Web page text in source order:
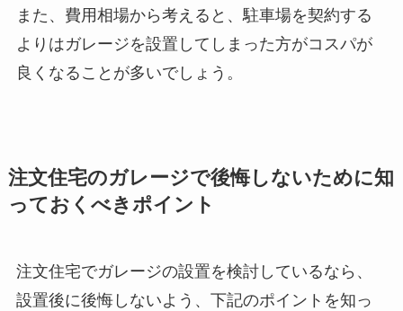
また、費用相場から考えると、駐車場を契約する
よりはガレージを設置してしまった方がコスパが
良くなることが多いでしょう。
注文住宅のガレージで後悔しないために知
っておくべきポイント
注文住宅でガレージの設置を検討しているなら、
設置後に後悔しないよう、下記のポイントを知っ